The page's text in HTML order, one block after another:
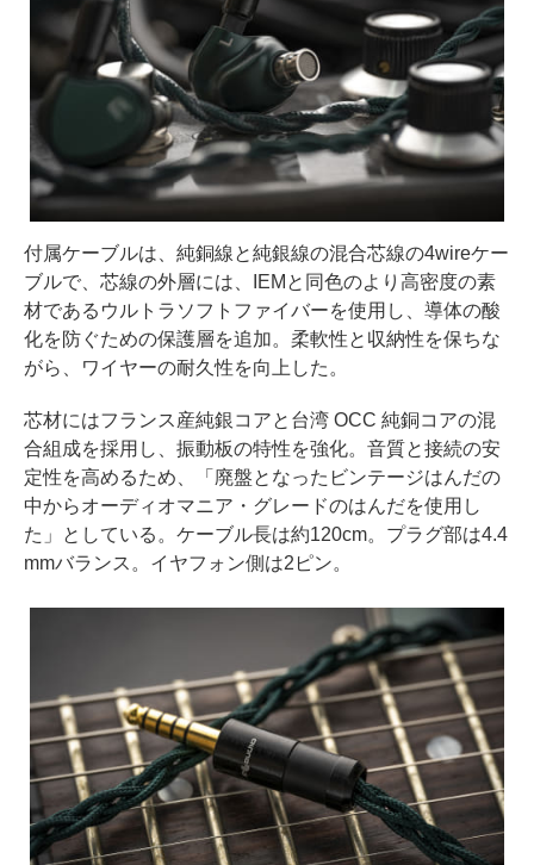
付属ケーブルは、純銅線と純銀線の混合芯線の4wireケー
ブルで、芯線の外層には、IEMと同色のより高密度の素
材であるウルトラソフトファイバーを使用し、導体の酸
化を防ぐための保護層を追加。柔軟性と収納性を保ちな
がら、ワイヤーの耐久性を向上した。
芯材にはフランス産純銀コアと台湾 OCC 純銅コアの混
合組成を採用し、振動板の特性を強化。音質と接続の安
定性を高めるため、「廃盤となったビンテージはんだの
中からオーディオマニア・グレードのはんだを使用し
た」としている。ケーブル長は約120cm。プラグ部は4.4
mmバランス。イヤフォン側は2ピン。